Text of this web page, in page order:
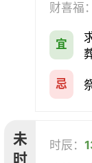
财喜福：
宜
忌
未
时
时辰：